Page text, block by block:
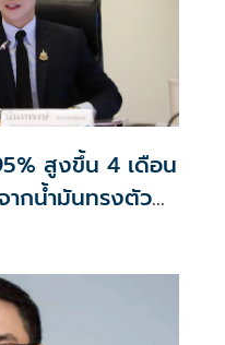
สูงขึ้น 4 เดือน
ากน้ำมันทรงตัว